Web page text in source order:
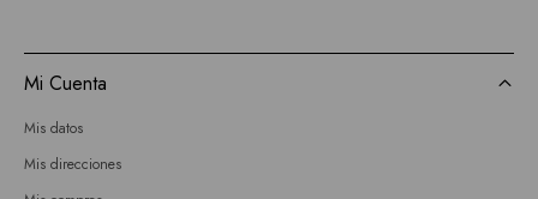
Mi Cuenta
Mis datos
Mis direcciones